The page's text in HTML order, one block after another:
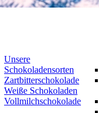
Unsere
Schokoladensorten
Zartbitterschokolade
Weiße Schokoladen
Vollmilchschokolade